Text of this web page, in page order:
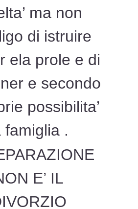
ma non
di istruire
ela prole e di
e secondo
possibilita’
famiglia .
E’ IL